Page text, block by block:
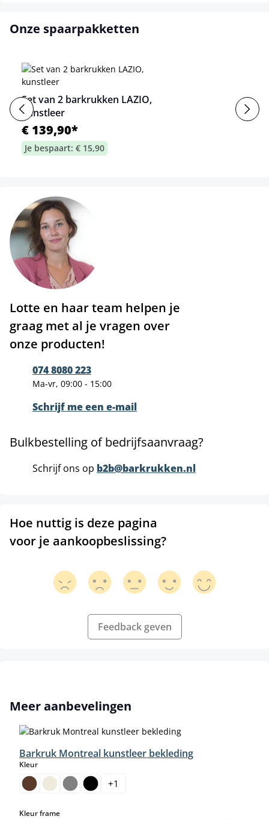
Onze spaarpakketten
Set van 2 barkrukken LAZIO,
kunstleer
€ 139,90*
Je bespaart: € 15,90
Lotte en haar team helpen je
graag met al je vragen over
onze producten!
074 8080 223
Ma-vr, 09:00 - 15:00
Schrijf me een e-mail
Bulkbestelling of bedrijfsaanvraag?
Schrijf ons op b2b@barkrukken.nl
Hoe nuttig is deze pagina
voor je aankoopbeslissing?
Feedback geven
Productgalerij overslaan
Meer aanbevelingen
Barkruk Montreal kunstleer bekleding
Kleurselect
+1
Kleur frameselect